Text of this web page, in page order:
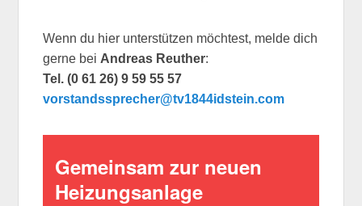
Wenn du hier unterstützen möchtest, melde dich
gerne bei Andreas Reuther:
Tel. (0 61 26) 9 59 55 57
vorstandssprecher@tv1844idstein.com
Gemeinsam zur neuen
Heizungsanlage